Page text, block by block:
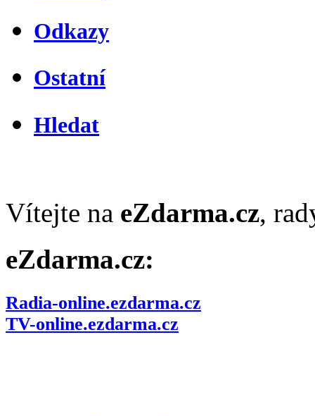
Odkazy
Ostatní
Hledat
Vítejte na eZdarma.cz,
eZdarma.cz:
Radia-online.ezdarma.cz
TV-online.ezdarma.cz